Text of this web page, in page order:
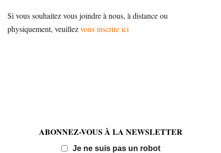
Si vous souhaitez vous joindre à nous, à distance ou
physiquement, veuillezvous inscrire ici
ABONNEZ-VOUS À LA NEWSLETTER
Je ne suis pas un robotEmail